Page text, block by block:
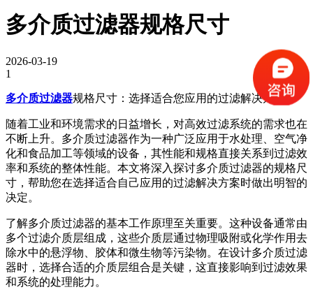
多介质过滤器规格尺寸
2026-03-19
1
多介质过滤器规格尺寸：选择适合您应用的过滤解决方案
随着工业和环境需求的日益增长，对高效过滤系统的需求也在
不断上升。多介质过滤器作为一种广泛应用于水处理、空气净
化和食品加工等领域的设备，其性能和规格直接关系到过滤效
率和系统的整体性能。本文将深入探讨多介质过滤器的规格尺
寸，帮助您在选择适合自己应用的过滤解决方案时做出明智的
决定。
了解多介质过滤器的基本工作原理至关重要。这种设备通常由
多个过滤介质层组成，这些介质层通过物理吸附或化学作用去
除水中的悬浮物、胶体和微生物等污染物。在设计多介质过滤
器时，选择合适的介质层组合是关键，这直接影响到过滤效果
和系统的处理能力。